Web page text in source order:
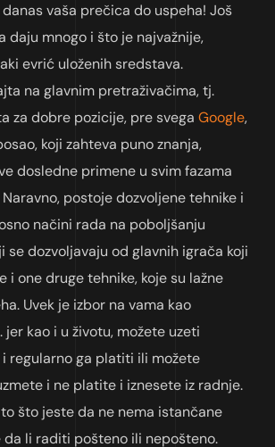
vaša prečica do uspeha! Još
daju mnogo i što je najvažnije,
evrić uloženih sredstava.
na glavnim pretraživačima, tj.
za dobre pozicije, pre svegaGoogle,
koji zahteva puno znanja,
dosledne primene u svim fazama
postoje dozvoljene tehnike i
načini rada na poboljšanju
se dozvoljavaju od glavnih igrača koji
i one druge tehnike, koje su lažne
Uvek je izbor na vama kao
kao i u životu, možete uzeti
regularno ga platiti ili možete
i ne platite i iznesete iz radnje.
što jeste da ne nema istančane
li raditi pošteno ili nepošteno.